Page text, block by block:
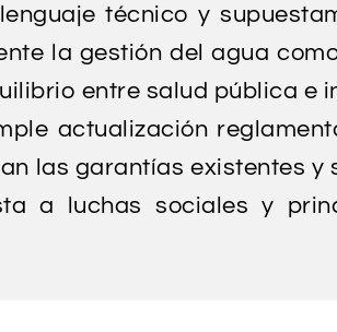
técnico y
la gestión del agua
entre salud pública e
actualización
las garantías existentes y
a luchas sociales y